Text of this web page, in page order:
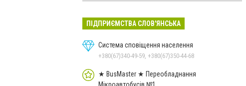
ПІДПРИЄМСТВА СЛОВ'ЯНСЬКА
Система сповіщення населення
+380(67)340-49-59, +380(67)350-44-68
★ BusMaster ★ Переобладнання
Мікроавтобусів №1